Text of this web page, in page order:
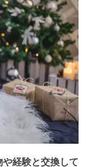
経験と交換して